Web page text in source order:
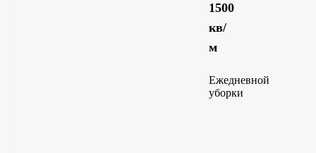
1500
кв/
м
Ежедневной
уборки